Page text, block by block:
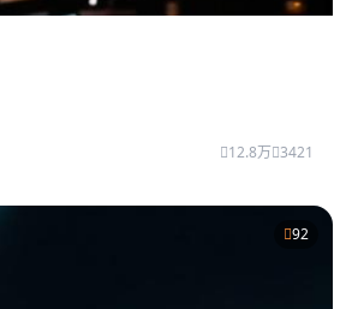
12.8万 3421
92